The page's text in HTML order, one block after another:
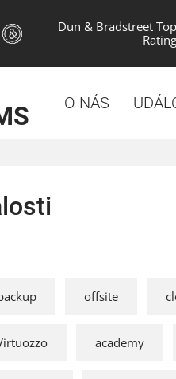
Dun & Bradstreet Top
Rating
O NÁS
offsite
academy